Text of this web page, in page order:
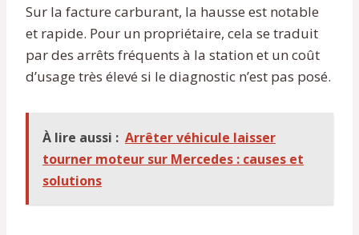
Sur la facture carburant, la hausse est notable
et rapide. Pour un propriétaire, cela se traduit
par des arrêts fréquents à la station et un coût
d’usage très élevé si le diagnostic n’est pas posé.
À lire aussi : Arrêter véhicule laisser
tourner moteur sur Mercedes : causes et
solutions